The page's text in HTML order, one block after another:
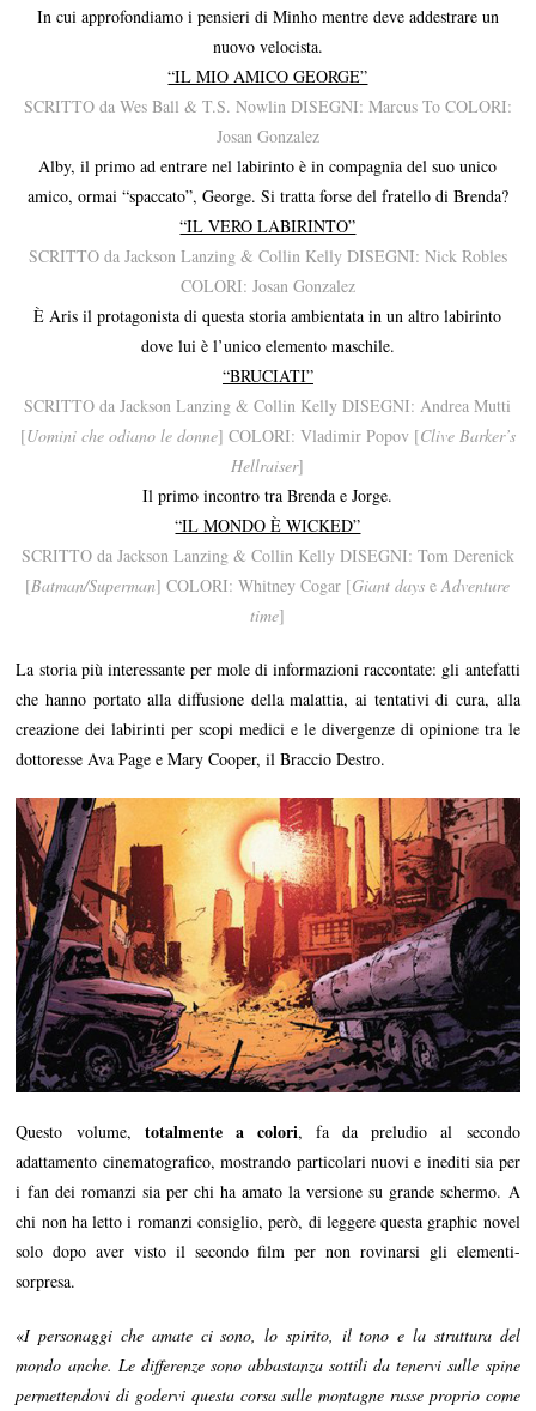
In cui approfondiamo i pensieri di Minho mentre deve addestrare un
nuovo velocista.
“IL MIO AMICO GEORGE”
SCRITTO da Wes Ball & T.S. Nowlin DISEGNI: Marcus To COLORI:
Josan Gonzalez
Alby, il primo ad entrare nel labirinto è in compagnia del suo unico
amico, ormai “spaccato”, George. Si tratta forse del fratello di Brenda?
“IL VERO LABIRINTO”
SCRITTO da Jackson Lanzing & Collin Kelly DISEGNI: Nick Robles
COLORI: Josan Gonzalez
È Aris il protagonista di questa storia ambientata in un altro labirinto
dove lui è l’unico elemento maschile.
“BRUCIATI”
SCRITTO da Jackson Lanzing & Collin Kelly DISEGNI: Andrea Mutti
[Uomini che odiano le donne] COLORI: Vladimir Popov [Clive Barker’s
Hellraiser]
Il primo incontro tra Brenda e Jorge.
“IL MONDO È WICKED”
SCRITTO da Jackson Lanzing & Collin Kelly DISEGNI: Tom Derenick
[Batman/Superman] COLORI: Whitney Cogar [Giant days eAdventure
time]
La storia più interessante per mole di informazioni raccontate: gli antefatti
che hanno portato alla diffusione della malattia, ai tentativi di cura, alla
creazione dei labirinti per scopi medici e le divergenze di opinione tra le
dottoresse Ava Page e Mary Cooper, il Braccio Destro.
Questo volume, totalmente a colori, fa da preludio al secondo
adattamento cinematografico, mostrando particolari nuovi e inediti sia per
i fan dei romanzi sia per chi ha amato la versione su grande schermo. A
chi non ha letto i romanzi consiglio, però, di leggere questa graphic novel
solo dopo aver visto il secondo film per non rovinarsi gli elementi-
sorpresa.
«I personaggi che amate ci sono, lo spirito, il tono e la struttura del
mondo anche. Le differenze sono abbastanza sottili da tenervi sulle spine
permettendovi di godervi questa corsa sulle montagne russe proprio come